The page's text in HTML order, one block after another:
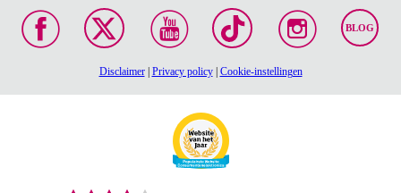
BLOG
Disclaimer| Privacy policy| Cookie-instellingen